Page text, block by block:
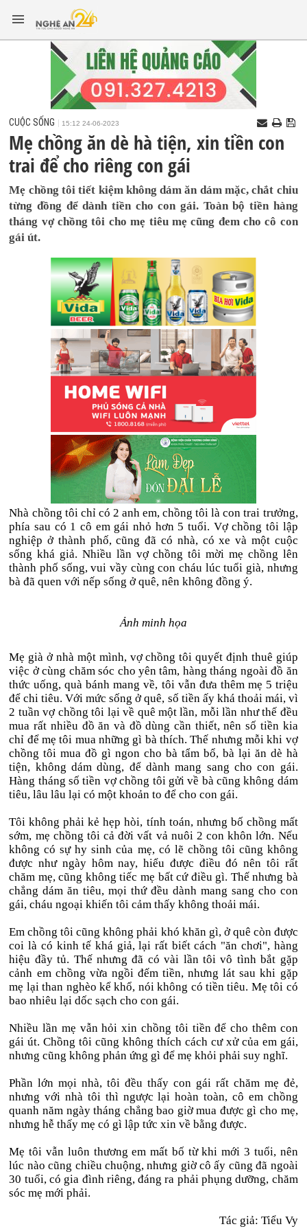
CUỘC SỐNG 15:12 24-06-2023
Mẹ chồng ăn dè hà tiện, xin tiền con
trai để cho riêng con gái
Mẹ chồng tôi tiết kiệm không dám ăn dám mặc, chắt chiu
từng đồng để dành tiền cho con gái. Toàn bộ tiền hàng
tháng vợ chồng tôi cho mẹ tiêu mẹ cũng đem cho cô con
gái út.
Nhà chồng tôi chỉ có 2 anh em, chồng tôi là con trai trưởng,
phía sau có 1 cô em gái nhỏ hơn 5 tuổi. Vợ chồng tôi lập
nghiệp ở thành phố, cũng đã có nhà, có xe và một cuộc
sống khá giả. Nhiều lần vợ chồng tôi mời mẹ chồng lên
thành phố sống, vui vầy cùng con cháu lúc tuổi già, nhưng
bà đã quen với nếp sống ở quê, nên không đồng ý.
Ảnh minh họa
Mẹ già ở nhà một mình, vợ chồng tôi quyết định thuê giúp
việc ở cùng chăm sóc cho yên tâm, hàng tháng ngoài đồ ăn
thức uống, quà bánh mang về, tôi vẫn đưa thêm mẹ 5 triệu
để chi tiêu. Với mức sống ở quê, số tiền ấy khá thoải mái, vì
2 tuần vợ chồng tôi lại về quê một lần, mỗi lần như thế đều
mua rất nhiều đồ ăn và đồ dùng cần thiết, nên số tiền kia
chỉ để mẹ tôi mua những gì bà thích. Thế nhưng mỗi khi vợ
chồng tôi mua đồ gì ngon cho bà tẩm bổ, bà lại ăn dè hà
tiện, không dám dùng, để dành mang sang cho con gái.
Hàng tháng số tiền vợ chồng tôi gửi về bà cũng không dám
tiêu, lâu lâu lại có một khoản to để cho con gái.
Tôi không phải kẻ hẹp hòi, tính toán, nhưng bố chồng mất
sớm, mẹ chồng tôi cả đời vất vả nuôi 2 con khôn lớn. Nếu
không có sự hy sinh của mẹ, có lẽ chồng tôi cũng không
được như ngày hôm nay, hiểu được điều đó nên tôi rất
chăm mẹ, cũng không tiếc mẹ bất cứ điều gì. Thế nhưng bà
chẳng dám ăn tiêu, mọi thứ đều dành mang sang cho con
gái, cháu ngoại khiến tôi cảm thấy không thoải mái.
Em chồng tôi cũng không phải khó khăn gì, ở quê còn được
coi là có kinh tế khá giả, lại rất biết cách "ăn chơi", hàng
hiệu đầy tủ. Thế nhưng đã có vài lần tôi vô tình bắt gặp
cảnh em chồng vừa ngồi đếm tiền, nhưng lát sau khi gặp
mẹ lại than nghèo kể khổ, nói không có tiền tiêu. Mẹ tôi có
bao nhiêu lại dốc sạch cho con gái.
Nhiều lần mẹ vẫn hỏi xin chồng tôi tiền để cho thêm con
gái út. Chồng tôi cũng không thích cách cư xử của em gái,
nhưng cũng không phản ứng gì để mẹ khỏi phải suy nghĩ.
Phần lớn mọi nhà, tôi đều thấy con gái rất chăm mẹ đẻ,
nhưng với nhà tôi thì ngược lại hoàn toàn, cô em chồng
quanh năm ngày tháng chẳng bao giờ mua được gì cho mẹ,
nhưng hễ thấy mẹ có gì lập tức xin về bằng được.
Mẹ tôi vẫn luôn thương em mất bố từ khi mới 3 tuổi, nên
lúc nào cũng chiều chuộng, nhưng giờ cô ấy cũng đã ngoài
30 tuổi, có gia đình riêng, đáng ra phải phụng dưỡng, chăm
sóc mẹ mới phải.
Tác giả: Tiểu Vy